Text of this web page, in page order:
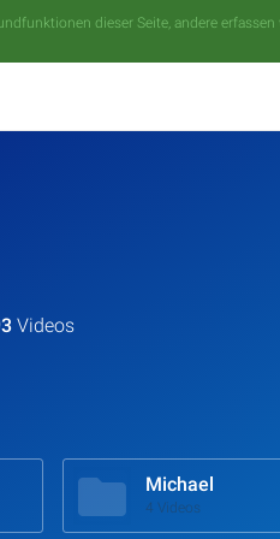
dieser Seite, andere erfassen
Videos
Michael
4 Videos